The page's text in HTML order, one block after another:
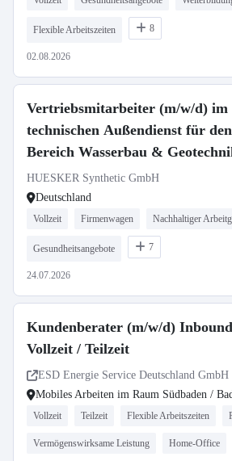
Flexible Arbeitszeiten 8
02.08.2026
Vertriebsmitarbeiter (m/w/d) im
technischen Außendienst für den
Bereich Wasserbau &
HUESKER Synthetic GmbH
Deutschland
Vollzeit Firmenwagen Nachhaltiger
Gesundheitsangebote 7
24.07.2026
Kundenberater (m/w/d)
Vollzeit / Teilzeit
ESD Energie Service Deutschland GmbH
Mobiles Arbeiten im Raum Südbaden /
Vollzeit Teilzeit Flexible Arbeitszeiten
Vermögenswirksame Leistung Home-Office